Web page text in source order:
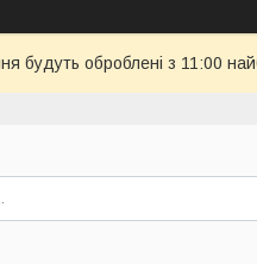
будуть оброблені з 11:00